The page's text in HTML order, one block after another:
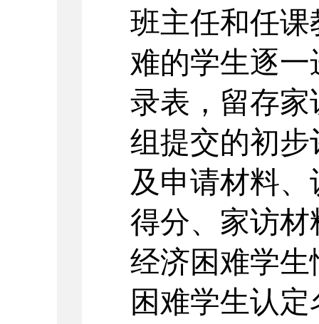
班主任和任
难的学生逐
录表，留存
组提交的初
及申请材料
得分、家访
经济困难学
困难学生认